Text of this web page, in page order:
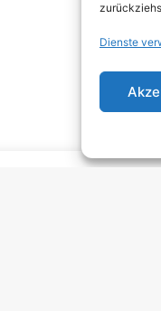
Dienste
EMO
EMO